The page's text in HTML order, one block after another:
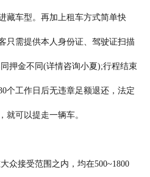
藏车型。再加上租车方式简单快
只需提供本人身份证、驾驶证扫描
押金不同(详情咨询小夏);行程结束
个工作日后无违章足额退还，法定
就可以提走一辆车。
众接受范围之内，均在500~1800